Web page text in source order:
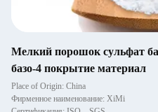
Мелкий порошок сульфат
базо-4 покрытие материал
Place of Origin: China
Фирменное наименование: XiMi